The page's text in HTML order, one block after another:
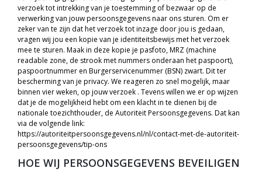
verzoek tot intrekking van je toestemming of bezwaar op de
verwerking van jouw persoonsgegevens naar ons sturen. Om er
zeker van te zijn dat het verzoek tot inzage door jou is gedaan,
vragen wij jou een kopie van je identiteitsbewijs met het verzoek
mee te sturen. Maak in deze kopie je pasfoto, MRZ (machine
readable zone, de strook met nummers onderaan het paspoort),
paspoortnummer en Burgerservicenummer (BSN) zwart. Dit ter
bescherming van je privacy. We reageren zo snel mogelijk, maar
binnen vier weken, op jouw verzoek . Tevens willen we er op wijzen
dat je de mogelijkheid hebt om een klacht in te dienen bij de
nationale toezichthouder, de Autoriteit Persoonsgegevens. Dat kan
via de volgende link:
https://autoriteitpersoonsgegevens.nl/nl/contact-met-de-autoriteit-
persoonsgegevens/tip-ons
HOE WIJ PERSOONSGEGEVENS BEVEILIGEN